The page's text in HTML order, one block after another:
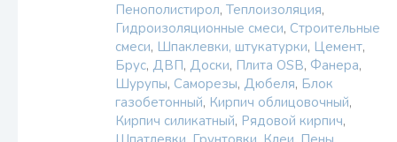
Пенополистирол, Теплоизоляция,
Гидроизоляционные смеси, Строительные
смеси, Шпаклевки, штукатурки, Цемент,
Брус, ДВП, Доски, Плита OSB, Фанера,
Шурупы, Саморезы, Дюбеля, Блок
газобетонный, Кирпич облицовочный,
Кирпич силикатный, Рядовой кирпич,